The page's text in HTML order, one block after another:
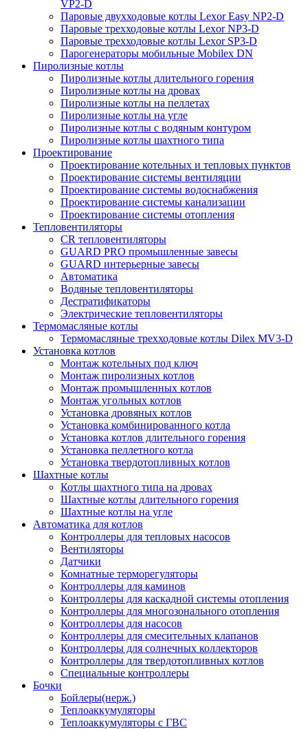
VP2-D
Паровые двухходовые котлы Lexor Easy NP2-D
Паровые трехходовые котлы Lexor NP3-D
Паровые трехходовые котлы Lexor SP3-D
Парогенераторы мобильные Mobilex DN
Пиролизные котлы
Пиролизные котлы длительного горения
Пиролизные котлы на дровах
Пиролизные котлы на пеллетах
Пиролизные котлы на угле
Пиролизные котлы с водяным контуром
Пиролизные котлы шахтного типа
Проектирование
Проектирование котельных и тепловых пунктов
Проектирование системы вентиляции
Проектирование системы водоснабжения
Проектирование системы канализации
Проектирование системы отопления
Тепловентиляторы
CR тепловентиляторы
GUARD PRO промышленные завесы
GUARD интерьерные завесы
Автоматика
Водяные тепловентиляторы
Дестратификаторы
Электрические тепловентиляторы
Термомасляные котлы
Термомасляные трехходовые котлы Dilex MV3-D
Установка котлов
Монтаж котельных под ключ
Монтаж пиролизных котлов
Монтаж промышленных котлов
Монтаж угольных котлов
Установка дровяных котлов
Установка комбинированного котла
Установка котлов длительного горения
Установка пеллетного котла
Установка твердотопливных котлов
Шахтные котлы
Котлы шахтного типа на дровах
Шахтные котлы длительного горения
Шахтные котлы на угле
Автоматика для котлов
Контроллеры для тепловых насосов
Вентиляторы
Датчики
Комнатные терморегуляторы
Контроллеры для каминов
Контроллеры для каскадной системы отопления
Контроллеры для многозонального отопления
Контроллеры для насосов
Контроллеры для смесительных клапанов
Контроллеры для солнечных коллекторов
Контроллеры для твердотопливных котлов
Специальные контроллеры
Бочки
Бойлеры(нерж.)
Теплоаккумуляторы
Теплоаккумуляторы с ГВС